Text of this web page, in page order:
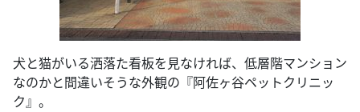
犬と猫がいる洒落た看板を見なければ、低層階マンション
なのかと間違いそうな外観の『阿佐ヶ谷ペットクリニッ
ク』。